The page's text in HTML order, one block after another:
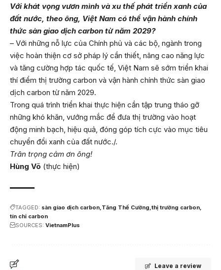
Với khát vọng vươn mình và xu thế phát triển xanh của
đất nước, theo ông, Việt Nam có thể vận hành chính
thức sàn giao dịch carbon từ năm 2029?
– Với những nỗ lực của Chính phủ và các bộ, ngành trong
việc hoàn thiện cơ sở pháp lý cần thiết, nâng cao năng lực
và tăng cường hợp tác quốc tế, Việt Nam sẽ sớm triển khai
thí điểm thị trường carbon và vận hành chính thức sàn giao
dịch carbon từ năm 2029.
Trong quá trình triển khai thực hiện cần tập trung tháo gỡ
những khó khăn, vướng mắc để đưa thị trường vào hoạt
động minh bạch, hiệu quả, đóng góp tích cực vào mục tiêu
chuyển đổi xanh của đất nước./.
Trân trọng cảm ơn ông!
Hùng Võ (thực hiện)
TAGGED: sàn giao dịch carbon Tăng Thế Cường thị trường carbon
tín chỉ carbon
SOURCES: VietnamPlus
Leave a review